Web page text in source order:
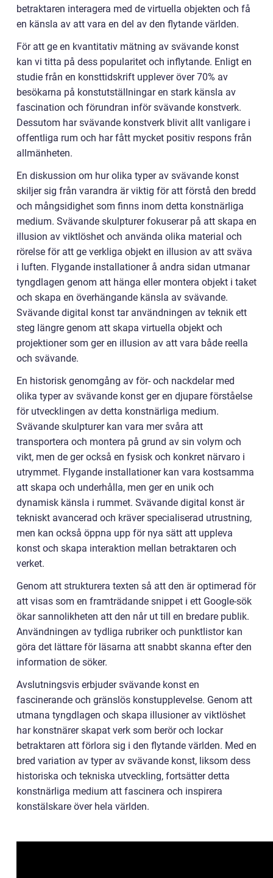
betraktaren interagera med de virtuella objekten och få
en känsla av att vara en del av den flytande världen.
För att ge en kvantitativ mätning av svävande konst
kan vi titta på dess popularitet och inflytande. Enligt en
studie från en konsttidskrift upplever över 70% av
besökarna på konstutställningar en stark känsla av
fascination och förundran inför svävande konstverk.
Dessutom har svävande konstverk blivit allt vanligare i
offentliga rum och har fått mycket positiv respons från
allmänheten.
En diskussion om hur olika typer av svävande konst
skiljer sig från varandra är viktig för att förstå den bredd
och mångsidighet som finns inom detta konstnärliga
medium. Svävande skulpturer fokuserar på att skapa en
illusion av viktlöshet och använda olika material och
rörelse för att ge verkliga objekt en illusion av att sväva
i luften. Flygande installationer å andra sidan utmanar
tyngdlagen genom att hänga eller montera objekt i taket
och skapa en överhängande känsla av svävande.
Svävande digital konst tar användningen av teknik ett
steg längre genom att skapa virtuella objekt och
projektioner som ger en illusion av att vara både reella
och svävande.
En historisk genomgång av för- och nackdelar med
olika typer av svävande konst ger en djupare förståelse
för utvecklingen av detta konstnärliga medium.
Svävande skulpturer kan vara mer svåra att
transportera och montera på grund av sin volym och
vikt, men de ger också en fysisk och konkret närvaro i
utrymmet. Flygande installationer kan vara kostsamma
att skapa och underhålla, men ger en unik och
dynamisk känsla i rummet. Svävande digital konst är
tekniskt avancerad och kräver specialiserad utrustning,
men kan också öppna upp för nya sätt att uppleva
konst och skapa interaktion mellan betraktaren och
verket.
Genom att strukturera texten så att den är optimerad för
att visas som en framträdande snippet i ett Google-sök
ökar sannolikheten att den når ut till en bredare publik.
Användningen av tydliga rubriker och punktlistor kan
göra det lättare för läsarna att snabbt skanna efter den
information de söker.
Avslutningsvis erbjuder svävande konst en
fascinerande och gränslös konstupplevelse. Genom att
utmana tyngdlagen och skapa illusioner av viktlöshet
har konstnärer skapat verk som berör och lockar
betraktaren att förlora sig i den flytande världen. Med en
bred variation av typer av svävande konst, liksom dess
historiska och tekniska utveckling, fortsätter detta
konstnärliga medium att fascinera och inspirera
konstälskare över hela världen.